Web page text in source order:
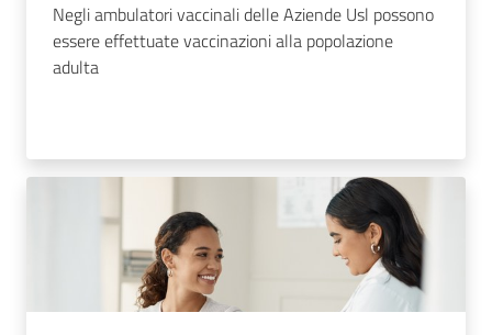
Negli ambulatori vaccinali delle Aziende Usl possono
essere effettuate vaccinazioni alla popolazione
adulta